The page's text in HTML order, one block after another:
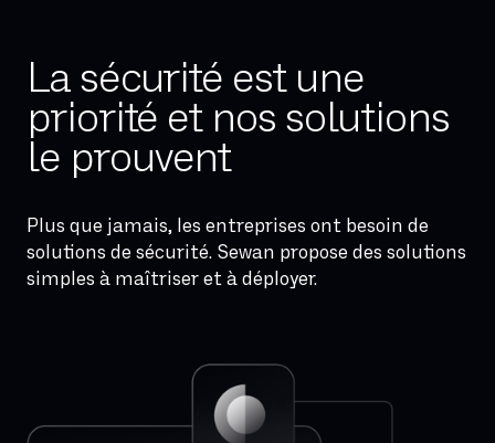
Disponibilité
Pour garantir les connectivités, nous
proposons un ensemble de solutions qui
se déclinent sur tous les composants
backbone Sewan et transit Internet.
La sécurité est une
priorité et nos solutions
le prouvent
Plus que jamais, les entreprises ont besoin de
solutions de sécurité. Sewan propose des solutions
simples à maîtriser et à déployer.